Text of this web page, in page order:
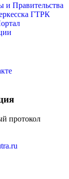
и Правительства
ГТРК
протокол